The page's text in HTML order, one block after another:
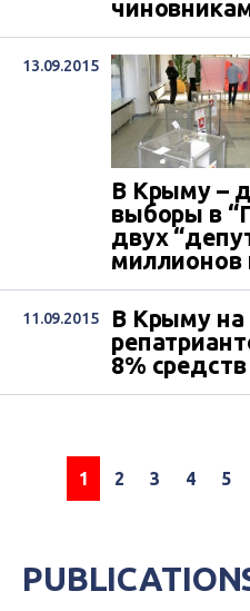
13.09.2015
В Крыму –
выборы в
двух
11.09.2015
В Крыму на
8% средств
1 2 3 4 5